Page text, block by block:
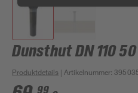
Dunsthut DN 110
Produktdetails | Artikelnummer:
99